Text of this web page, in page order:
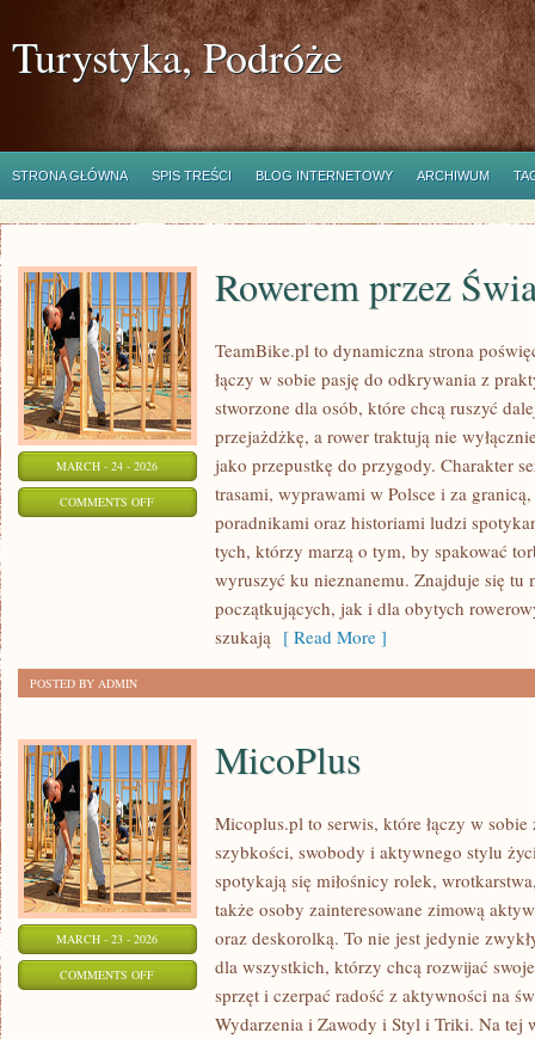
Turystyka, Podróże
STRONA GŁÓWNA SPIS TREŚCI BLOG INTERNETOWY ARCHIWUM
MARCH - 24 - 2026
COMMENTS OFFON
Rowerem przez
TeamBike.pl to dynamiczna strona
łączy w sobie pasję do odkrywania z
stworzone dla osób, które chcą ruszyć
przejażdżkę, a rower traktują nie
jako przepustkę do przygody. Charakter
trasami, wyprawami w Polsce i za
poradnikami oraz historiami ludzi
tych, którzy marzą o tym, by spakować
wyruszyć ku nieznanemu. Znajduje się tu
początkujących, jak i dla obytych
szukają [ Read More ]
POSTED BY ADMIN
MARCH - 23 - 2026
COMMENTS OFFON
MicoPlus
Micoplus.pl to serwis, które łączy w
szybkości, swobody i aktywnego stylu
spotykają się miłośnicy rolek,
także osoby zainteresowane zimową
oraz deskorolką. To nie jest jedynie
dla wszystkich, którzy chcą rozwijać
sprzęt i czerpać radość z aktywności na
Wydarzenia i Zawody i Styl i Triki. Na tej